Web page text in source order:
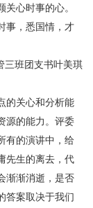
心时事的心。
事，悉国情，才
三班团支书叶美琪
的关心和分析能
源的能力。评委
有的演讲中，给
先生的离去，代
渐渐消逝，是否
答案取决于我们